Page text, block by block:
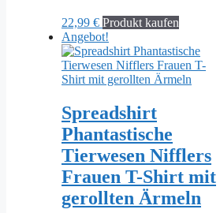
22,99 € Produkt kaufen
Angebot!
Spreadshirt
Phantastische
Tierwesen Nifflers
Frauen T-Shirt mit
gerollten Ärmeln